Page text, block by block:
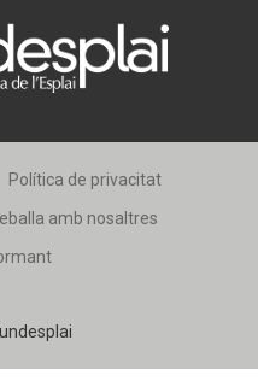
Política de privacitat
amb nosaltres